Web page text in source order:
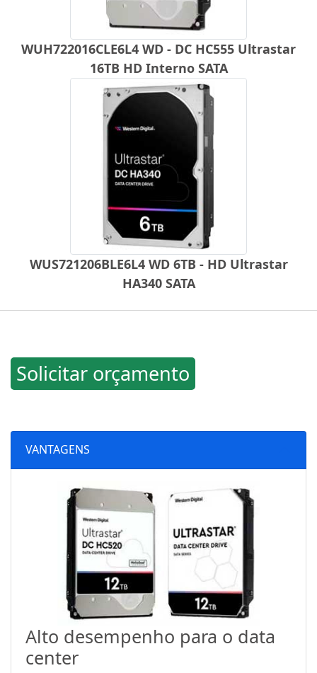
WUH722016CLE6L4 WD - DC HC555 Ultrastar
16TB HD Interno SATA
WUS721206BLE6L4 WD 6TB - HD Ultrastar
HA340 SATA
Solicitar orçamento
VANTAGENS
Alto desempenho para o data
center